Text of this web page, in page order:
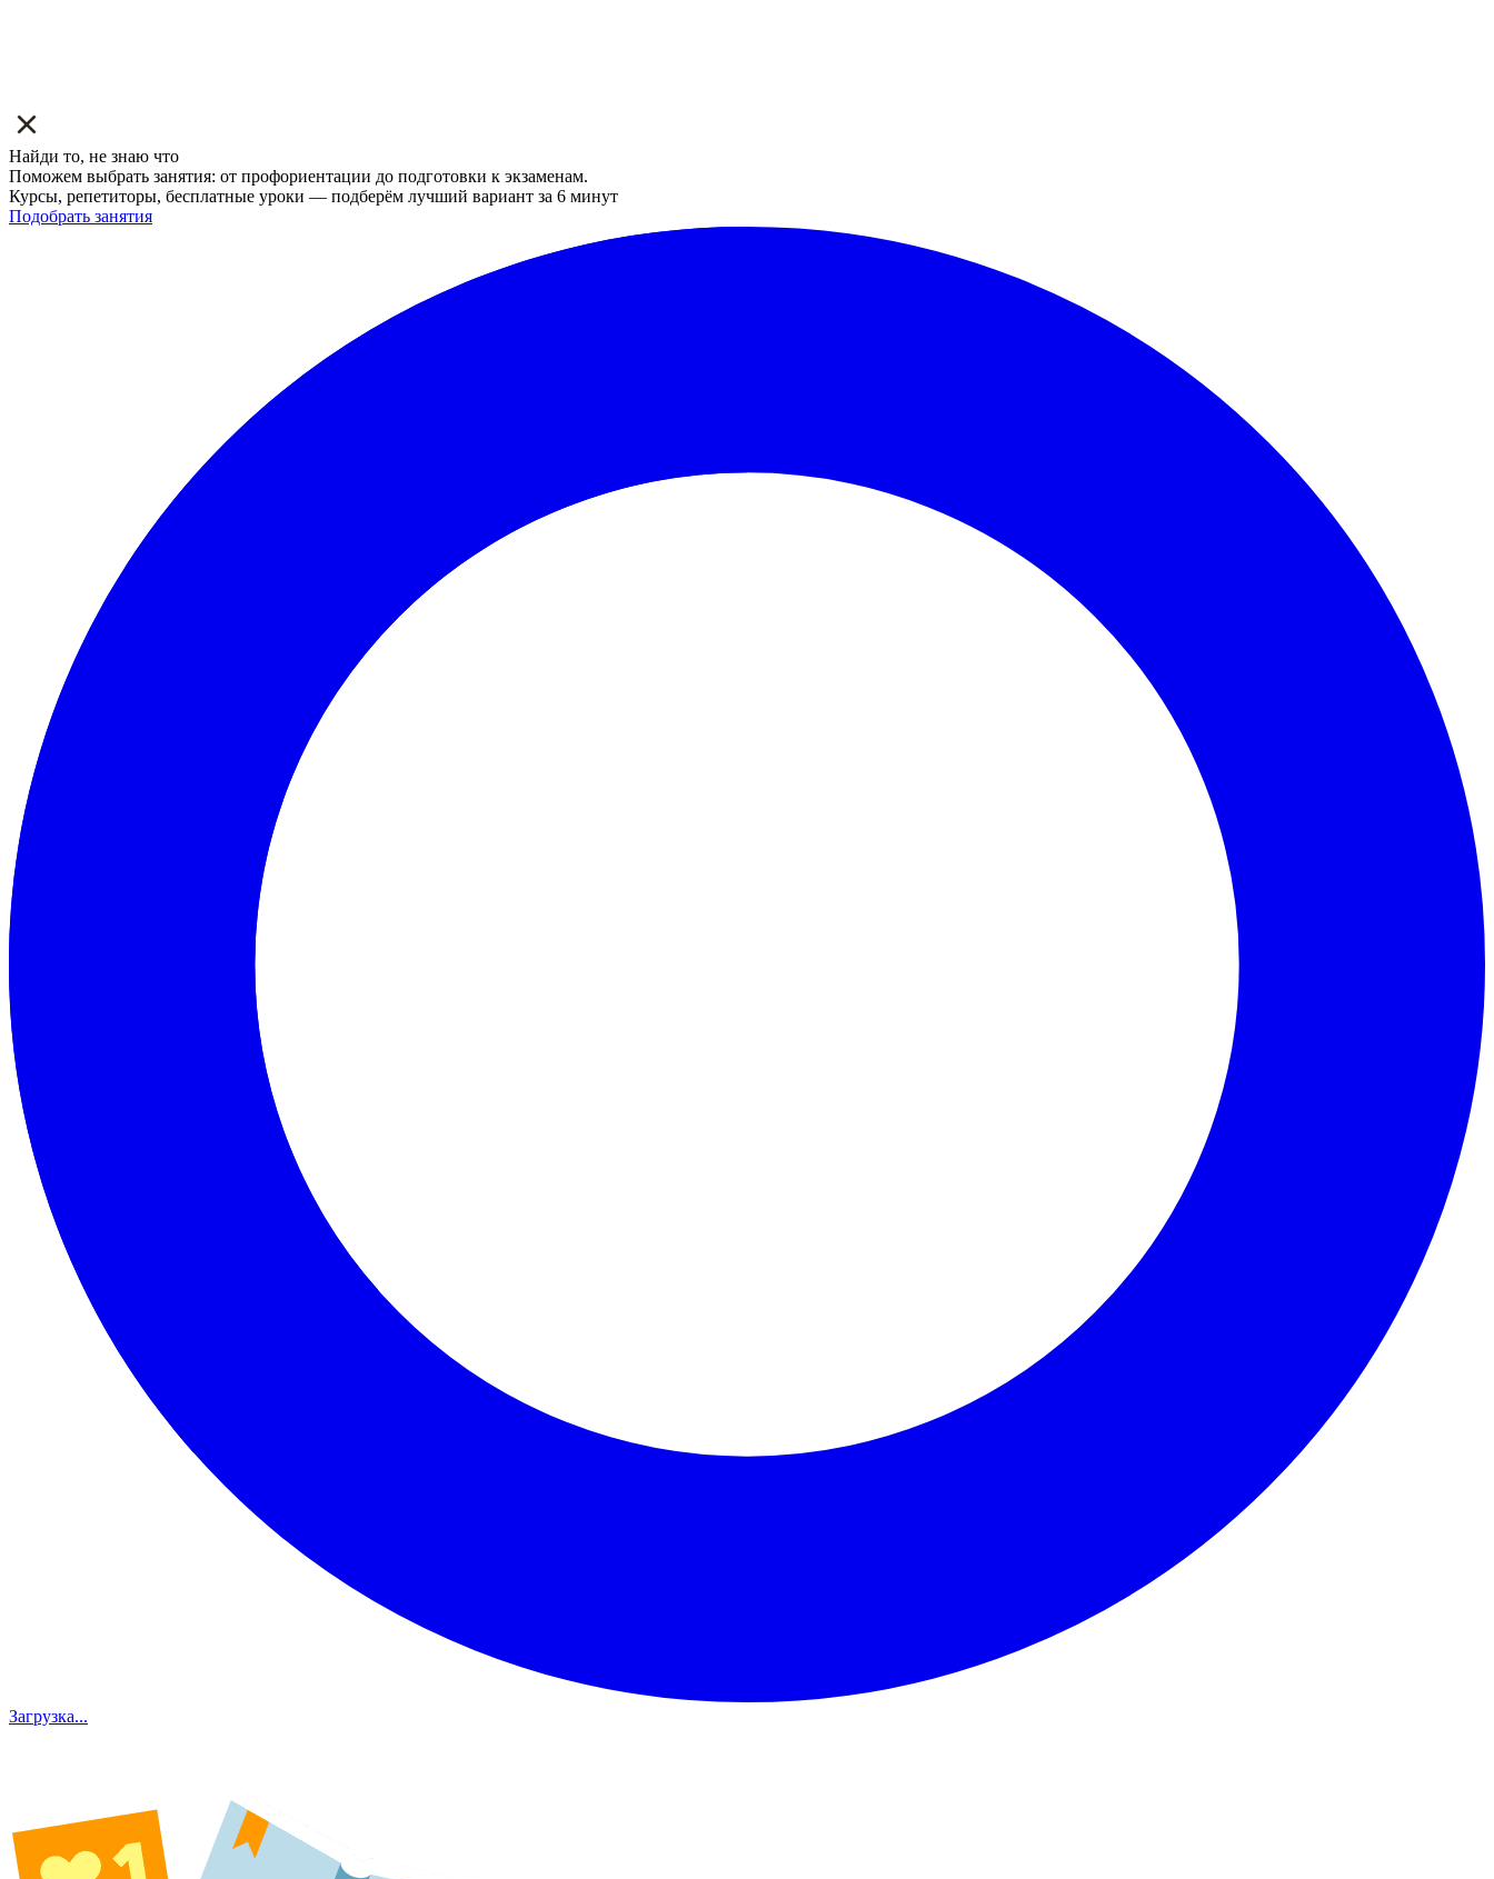
Найди то, не знаю что
Поможем выбрать занятия: от профориентации до подготовки к экзаменам.
Курсы, репетиторы, бесплатные уроки — подберём лучший вариант за 6 минут
Подобрать занятия
Загрузка...